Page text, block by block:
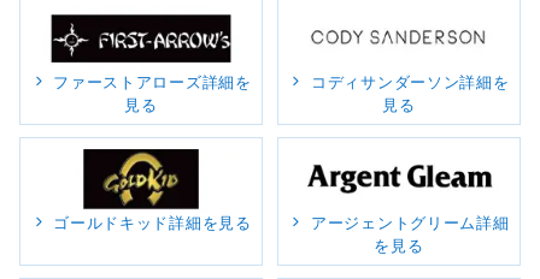
ファーストアローズ詳細を
見る
コディサンダーソン詳細を
見る
ゴールドキッド詳細を見る
アージェントグリーム詳細
を見る